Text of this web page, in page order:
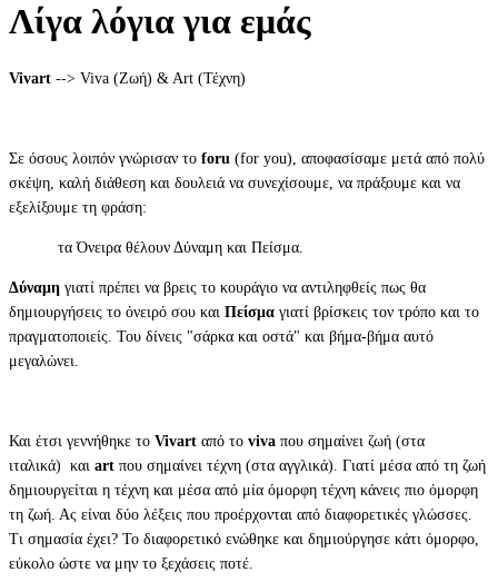
Λίγα λόγια για εμάς
Vivart --> Viva (Ζωή) & Art (Τέχνη)
Σε όσους λοιπόν γνώρισαν το foru (for you), αποφασίσαμε μετά από πολύ
σκέψη, καλή διάθεση και δουλειά να συνεχίσουμε, να πράξουμε και να
εξελίξουμε τη φράση:
τα Όνειρα θέλουν Δύναμη και Πείσμα.
Δύναμη γιατί πρέπει να βρεις το κουράγιο να αντιληφθείς πως θα
δημιουργήσεις το όνειρό σου και Πείσμα γιατί βρίσκεις τον τρόπο και το
πραγματοποιείς. Του δίνεις "σάρκα και οστά" και βήμα-βήμα αυτό
μεγαλώνει.
Και έτσι γεννήθηκε το Vivart από το viva που σημαίνει ζωή (στα
ιταλικά) και art που σημαίνει τέχνη (στα αγγλικά). Γιατί μέσα από τη ζωή
δημιουργείται η τέχνη και μέσα από μία όμορφη τέχνη κάνεις πιο όμορφη
τη ζωή. Ας είναι δύο λέξεις που προέρχονται από διαφορετικές γλώσσες.
Τι σημασία έχει? Το διαφορετικό ενώθηκε και δημιούργησε κάτι όμορφο,
εύκολο ώστε να μην το ξεχάσεις ποτέ.